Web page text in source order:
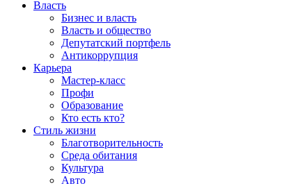
Власть
Бизнес и власть
Власть и общество
Депутатский портфель
Антикоррупция
Карьера
Мастер-класс
Профи
Образование
Кто есть кто?
Стиль жизни
Благотворительность
Среда обитания
Культура
Авто